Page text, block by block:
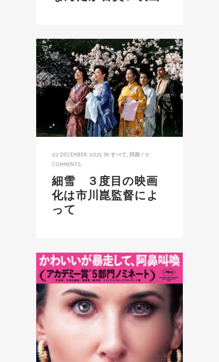
02 DECEMBER, 2025 IN すべて,邦画/ 0
COMMENTS
細雪 ３度目の映画
化は市川崑監督によ
って